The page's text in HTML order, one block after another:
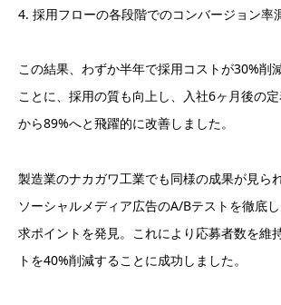
4. 採用フローの各段階でのコンバージョン率
この結果、わずか半年で採用コストが30%削
ことに、採用の質も向上し、入社6ヶ月後の
から89%へと飛躍的に改善しました。
製造業のナカガワ工業でも同様の成果が見ら
ソーシャルメディア広告のA/Bテストを徹底
求ポイントを発見。これにより応募者数を維
トを40%削減することに成功しました。